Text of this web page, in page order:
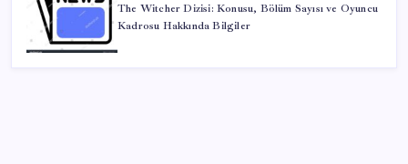
The Witcher Dizisi: Konusu, Bölüm Sayısı ve Oyuncu
Kadrosu Hakkında Bilgiler